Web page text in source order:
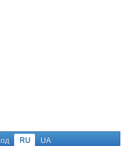
RU UA